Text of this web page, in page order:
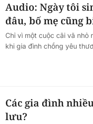
Audio: Ngày tôi
đâu, bố mẹ cũng
Chỉ vì một cuộc cãi vã nhỏ
khi gia đình chồng yêu
Các gia đình
lưu?